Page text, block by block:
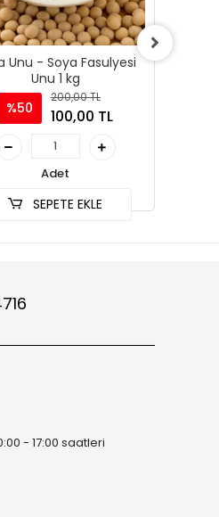
Unu - Soya Fasulyesi
Unu 1 kg
%50
200,00 TL
100,00 TL
Adet
SEPETE EKLE
- 17:00 saatleri